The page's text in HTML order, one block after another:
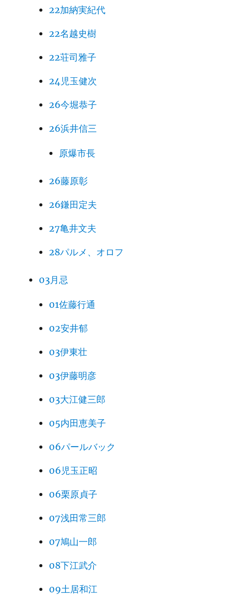
22加納実紀代
22名越史樹
22荘司雅子
24児玉健次
26今堀恭子
26浜井信三
原爆市長
26藤原彰
26鎌田定夫
27亀井文夫
28パルメ、オロフ
03月忌
01佐藤行通
02安井郁
03伊東壮
03伊藤明彦
03大江健三郎
05内田恵美子
06パールバック
06児玉正昭
06栗原貞子
07浅田常三郎
07鳩山一郎
08下江武介
09土居和江